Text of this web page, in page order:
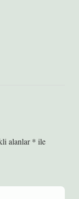
alanlar* ile